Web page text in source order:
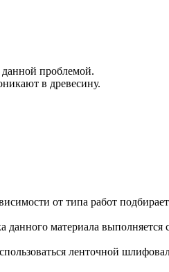
проблемой.
в древесину.
от типа работ
материала
ленточной